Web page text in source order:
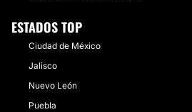
ESTADOS TOP
Ciudad de México
Jalisco
Nuevo León
Puebla